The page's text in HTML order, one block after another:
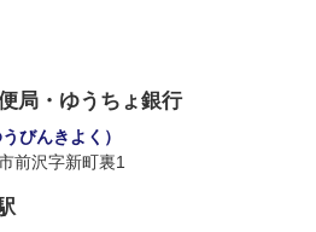
局・ゆうちょ銀行
びんきよく）
前沢字新町裏1